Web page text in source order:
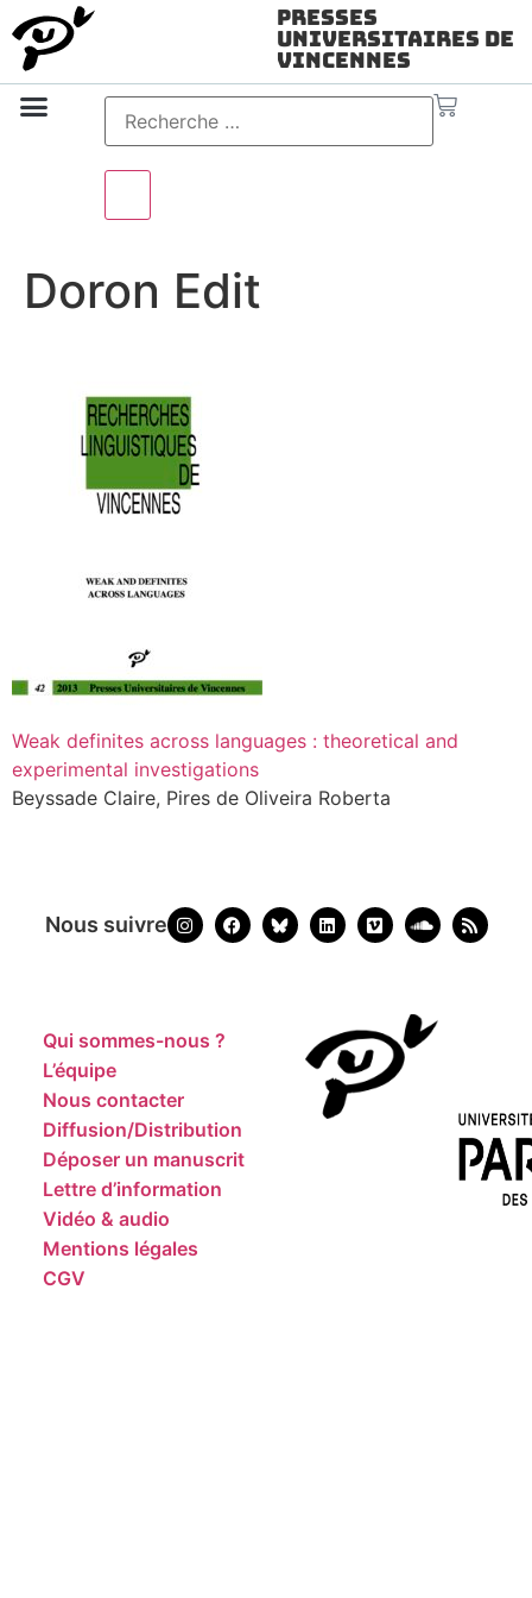
Presses
Universitaires de
Vincennes
Doron Edit
Weak definites across languages : theoretical and
experimental investigations
Beyssade Claire, Pires de Oliveira Roberta
Nous suivre
Qui sommes-nous ?
L’équipe
Nous contacter
Diffusion/Distribution
Déposer un manuscrit
Lettre d’information
Vidéo & audio
Mentions légales
CGV